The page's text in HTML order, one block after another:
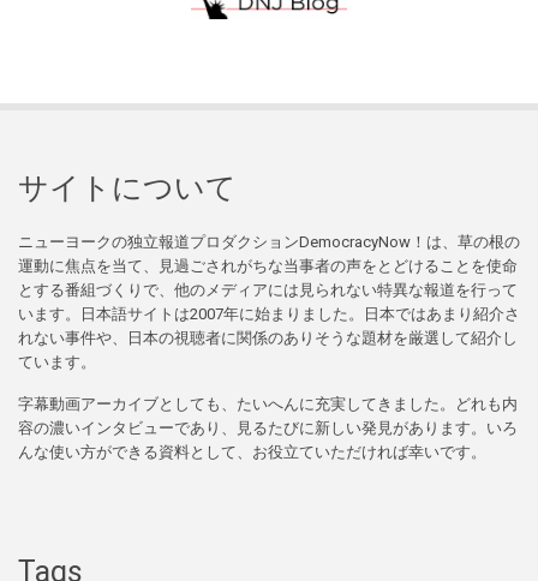
サイトについて
ニューヨークの独立報道プロダクションDemocracyNow！は、草の根の
運動に焦点を当て、見過ごされがちな当事者の声をとどけることを使命
とする番組づくりで、他のメディアには見られない特異な報道を行って
います。日本語サイトは2007年に始まりました。日本ではあまり紹介さ
れない事件や、日本の視聴者に関係のありそうな題材を厳選して紹介し
ています。
字幕動画アーカイブとしても、たいへんに充実してきました。どれも内
容の濃いインタビューであり、見るたびに新しい発見があります。いろ
んな使い方ができる資料として、お役立ていただければ幸いです。
Tags